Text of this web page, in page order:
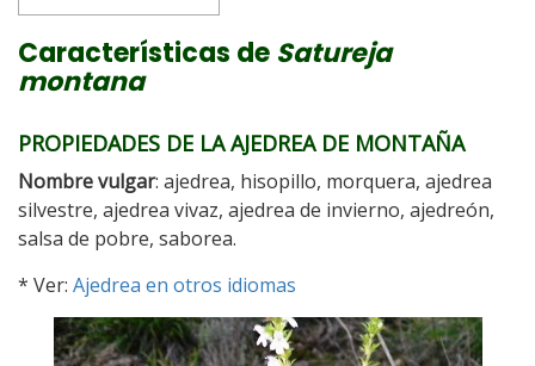
Características de Satureja
montana
PROPIEDADES DE LA AJEDREA DE MONTAÑA
Nombre vulgar: ajedrea, hisopillo, morquera, ajedrea
silvestre, ajedrea vivaz, ajedrea de invierno, ajedreón,
salsa de pobre, saborea.
* Ver: Ajedrea en otros idiomas